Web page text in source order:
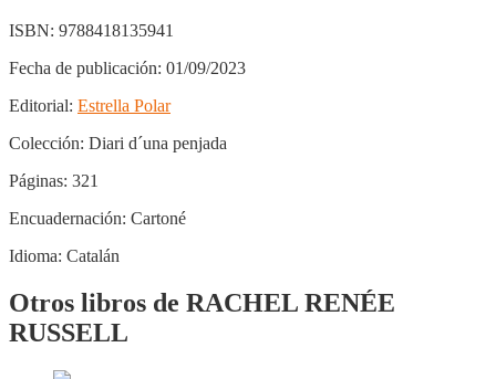
ISBN: 9788418135941
Fecha de publicación: 01/09/2023
Editorial: Estrella Polar
Colección: Diari d´una penjada
Páginas: 321
Encuadernación: Cartoné
Idioma: Catalán
Otros libros de RACHEL RENÉE
RUSSELL